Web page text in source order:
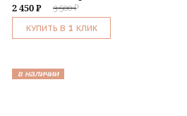
3 500 ₽
2 450 ₽
КУПИТЬ В 1 КЛИК
в наличии